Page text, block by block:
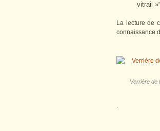
vitrail »"
La lecture de
connaissance
Verrière de
.